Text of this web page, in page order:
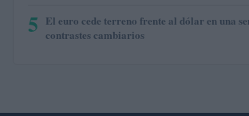
5 El euro cede terreno frente al dólar en una
contrastes cambiarios